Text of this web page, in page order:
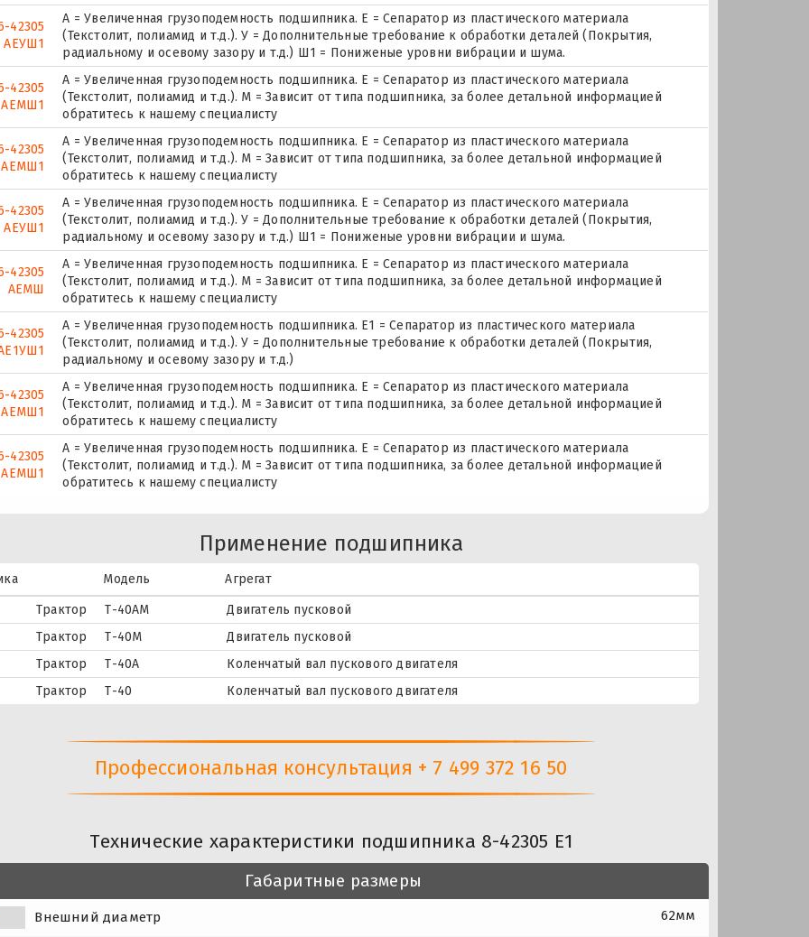
42305
АЕУШ1
А = Увеличенная грузоподемность подшипника. Е = Сепаратор из пластического материала
(Текстолит, полиамид и т.д.). У = Дополнительные требование к обработки деталей (Покрытия,
радиальному и осевому зазору и т.д.) Ш1 = Пониженые уровни вибрации и шума.
42305
АЕМШ1
А = Увеличенная грузоподемность подшипника. Е = Сепаратор из пластического материала
(Текстолит, полиамид и т.д.). М = Зависит от типа подшипника, за более детальной информацией
обратитесь к нашему специалисту
42305
АЕМШ1
А = Увеличенная грузоподемность подшипника. Е = Сепаратор из пластического материала
(Текстолит, полиамид и т.д.). М = Зависит от типа подшипника, за более детальной информацией
обратитесь к нашему специалисту
42305
АЕУШ1
А = Увеличенная грузоподемность подшипника. Е = Сепаратор из пластического материала
(Текстолит, полиамид и т.д.). У = Дополнительные требование к обработки деталей (Покрытия,
радиальному и осевому зазору и т.д.) Ш1 = Пониженые уровни вибрации и шума.
42305
АЕМШ
А = Увеличенная грузоподемность подшипника. Е = Сепаратор из пластического материала
(Текстолит, полиамид и т.д.). М = Зависит от типа подшипника, за более детальной информацией
обратитесь к нашему специалисту
42305
А = Увеличенная грузоподемность подшипника. Е1 = Сепаратор из пластического материала
(Текстолит, полиамид и т.д.). У = Дополнительные требование к обработки деталей (Покрытия,
радиальному и осевому зазору и т.д.)
42305
АЕМШ1
А = Увеличенная грузоподемность подшипника. Е = Сепаратор из пластического материала
(Текстолит, полиамид и т.д.). М = Зависит от типа подшипника, за более детальной информацией
обратитесь к нашему специалисту
42305
АЕМШ1
А = Увеличенная грузоподемность подшипника. Е = Сепаратор из пластического материала
(Текстолит, полиамид и т.д.). М = Зависит от типа подшипника, за более детальной информацией
обратитесь к нашему специалисту
Применение подшипника
Модель
Агрегат
Трактор
Т-40АМ
Двигатель пусковой
Трактор
Т-40М
Двигатель пусковой
Трактор
Т-40А
Коленчатый вал пускового двигателя
Трактор
Т-40 Коленчатый вал пускового двигателя
Профессиональная консультация + 7 499 372 16 50
Технические характеристики подшипника 8-42305 Е1
Габаритные размеры
Внешний диаметр 62мм